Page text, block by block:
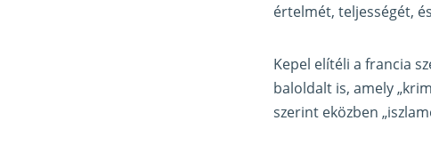
értelmét, teljességét,
Kepel elítéli a francia
baloldalt is, amely
szerint eközben